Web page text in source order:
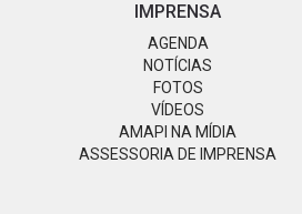
IMPRENSA
AGENDA
NOTÍCIAS
FOTOS
VÍDEOS
AMAPI NA MÍDIA
ASSESSORIA DE IMPRENSA